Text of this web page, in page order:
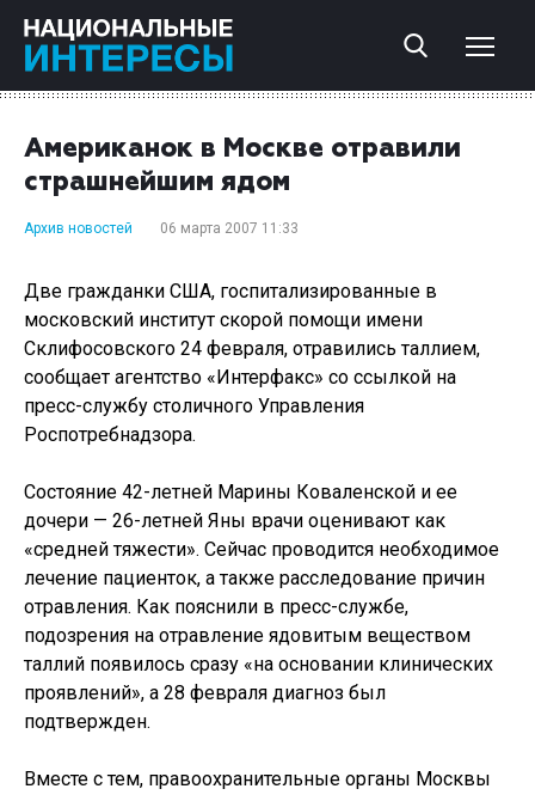
Американок в Москве отравили
страшнейшим ядом
Архив новостей 06 марта 2007 11:33
Две гражданки США, госпитализированные в
московский институт скорой помощи имени
Склифосовского 24 февраля, отравились таллием,
сообщает агентство «Интерфакс» со ссылкой на
пресс-службу столичного Управления
Роспотребнадзора.
Состояние 42-летней Марины Коваленской и ее
дочери — 26-летней Яны врачи оценивают как
«средней тяжести». Сейчас проводится необходимое
лечение пациенток, а также расследование причин
отравления. Как пояснили в пресс-службе,
подозрения на отравление ядовитым веществом
таллий появилось сразу «на основании клинических
проявлений», а 28 февраля диагноз был
подтвержден.
Вместе с тем, правоохранительные органы Москвы